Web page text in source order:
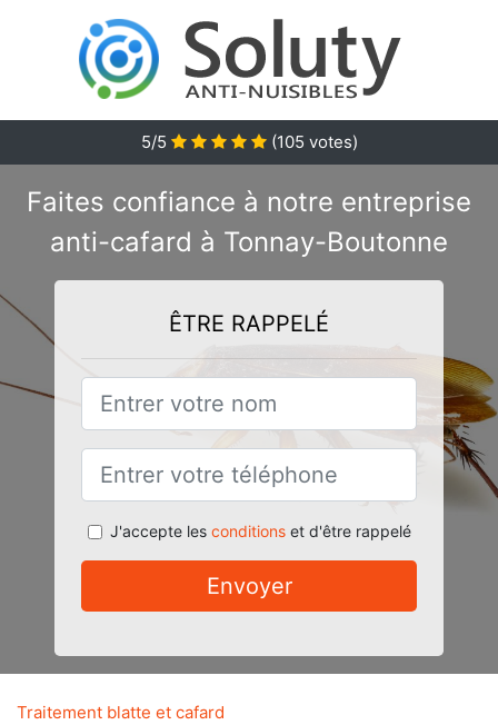
5/5 (105 votes)
Faites confiance à notre entreprise
anti-cafard à Tonnay-Boutonne
ÊTRE RAPPELÉ
J'accepte les conditionset d'être rappelé
Envoyer
Traitement blatte et cafard